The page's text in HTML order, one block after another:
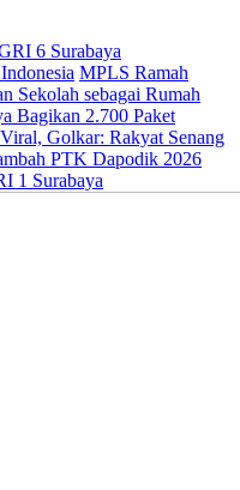
6 Surabaya
MPLS Ramah
Sekolah sebagai Rumah
Bagikan 2.700 Paket
Golkar: Rakyat Senang
PTK Dapodik 2026
1 Surabaya